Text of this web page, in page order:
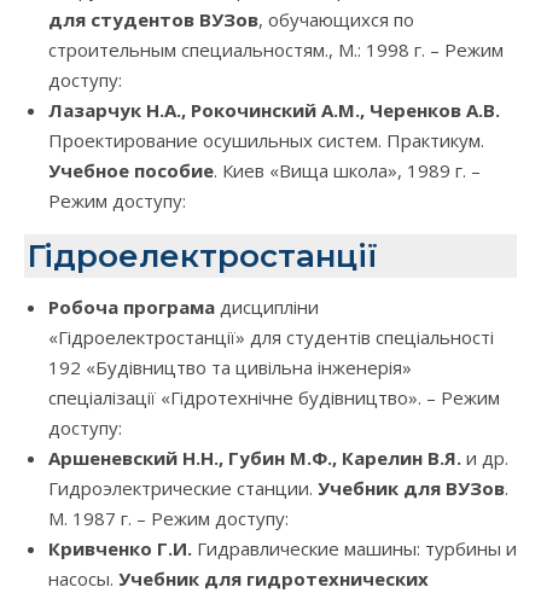
для студентов ВУЗов, обучающихся по
строительным специальностям., М.: 1998 г. – Режим
доступу:
Лазарчук Н.А., Рокочинский А.М., Черенков А.В.
Проектирование осушильных систем. Практикум.
Учебное пособие. Киев «Вища школа», 1989 г. –
Режим доступу:
Гідроелектростанції
Робоча програма дисципліни
«Гідроелектростанції» для студентів спеціальності
192 «Будівництво та цивільна інженерія»
спеціалізації «Гідротехнічне будівництво». – Режим
доступу:
Аршеневский Н.Н., Губин М.Ф., Карелин В.Я. и др.
Гидроэлектрические станции. Учебник для ВУЗов.
М. 1987 г. – Режим доступу:
Кривченко Г.И. Гидравлические машины: турбины и
насосы. Учебник для гидротехнических